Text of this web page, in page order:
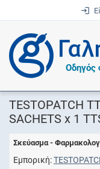
Οδηγός
TESTOPATCH
SACHETS x 1
Σκεύασμα -
Εμπορική